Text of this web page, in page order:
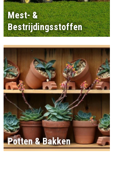
Mest- &
Bestrijdingsstoffen
Potten & Bakken